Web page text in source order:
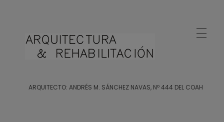
ARQUITECTO: ANDRÉS M. SÁNCHEZ NAVAS, Nº 444 DEL COAH